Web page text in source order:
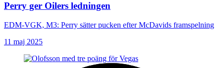
Perry ger Oilers ledningen
EDM-VGK, M3: Perry sätter pucken efter McDavids framspelning
11 maj 2025